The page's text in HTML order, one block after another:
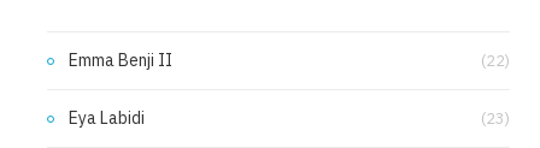
Emma Benji II (22)
Eya Labidi (23)